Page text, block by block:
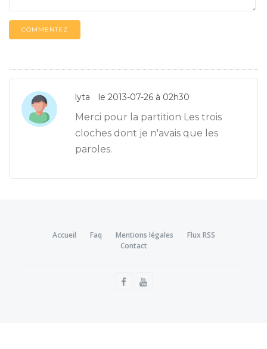
COMMENTEZ
lyta le 2013-07-26 à 02h30
Merci pour la partition Les trois
cloches dont je n'avais que les
paroles.
Accueil Faq Mentions légales
Flux RSS
Contact